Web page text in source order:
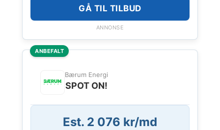
GÅ TIL TILBUD
ANNONSE
ANBEFALT
Bærum Energi
SPOT ON!
Est. 2 076 kr/md